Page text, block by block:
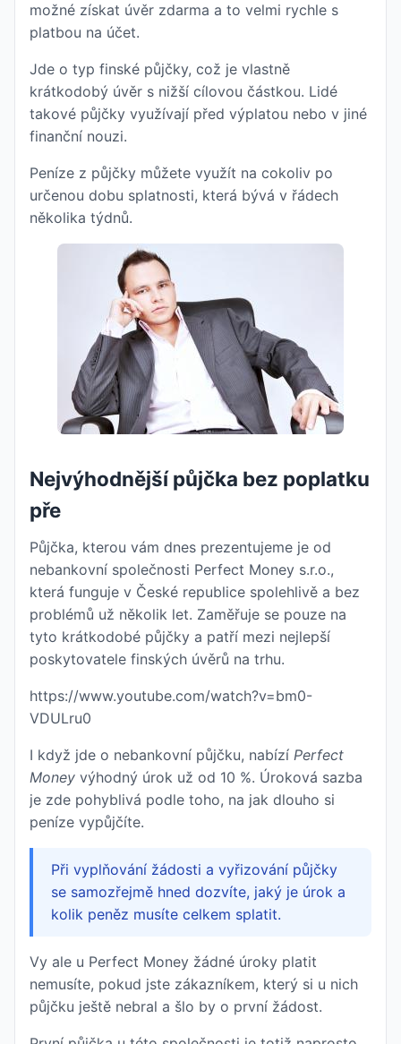
možné získat úvěr zdarma a to velmi rychle s
platbou na účet.
Jde o typ finské půjčky, což je vlastně
krátkodobý úvěr s nižší cílovou částkou. Lidé
takové půjčky využívají před výplatou nebo v jiné
finanční nouzi.
Peníze z půjčky můžete využít na cokoliv po
určenou dobu splatnosti, která bývá v řádech
několika týdnů.
Nejvýhodnější půjčka bez poplatku
pře
Půjčka, kterou vám dnes prezentujeme je od
nebankovní společnosti Perfect Money s.r.o.,
která funguje v České republice spolehlivě a bez
problémů už několik let. Zaměřuje se pouze na
tyto krátkodobé půjčky a patří mezi nejlepší
poskytovatele finských úvěrů na trhu.
https://www.youtube.com/watch?v=bm0-
VDULru0
I když jde o nebankovní půjčku, nabízí Perfect
Money výhodný úrok už od 10 %. Úroková sazba
je zde pohyblivá podle toho, na jak dlouho si
peníze vypůjčíte.
Při vyplňování žádosti a vyřizování půjčky
se samozřejmě hned dozvíte, jaký je úrok a
kolik peněz musíte celkem splatit.
Vy ale u Perfect Money žádné úroky platit
nemusíte, pokud jste zákazníkem, který si u nich
půjčku ještě nebral a šlo by o první žádost.